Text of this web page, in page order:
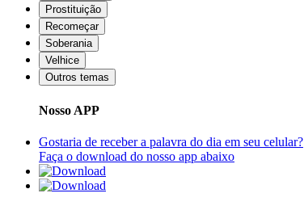
Prostituição
Recomeçar
Soberania
Velhice
Outros temas
Nosso APP
Gostaria de receber a palavra do dia em seu celular?
Faça o download do nosso app abaixo